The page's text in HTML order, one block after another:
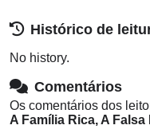
Histórico de
No history.
Comentários
Os comentários dos
A Família Rica, A